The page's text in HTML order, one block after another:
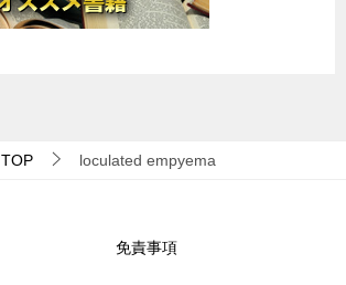
TOP loculated empyema
免責事項